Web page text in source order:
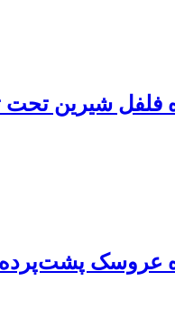
فلفل شیرین
عروسک‌ پشت‌پرده